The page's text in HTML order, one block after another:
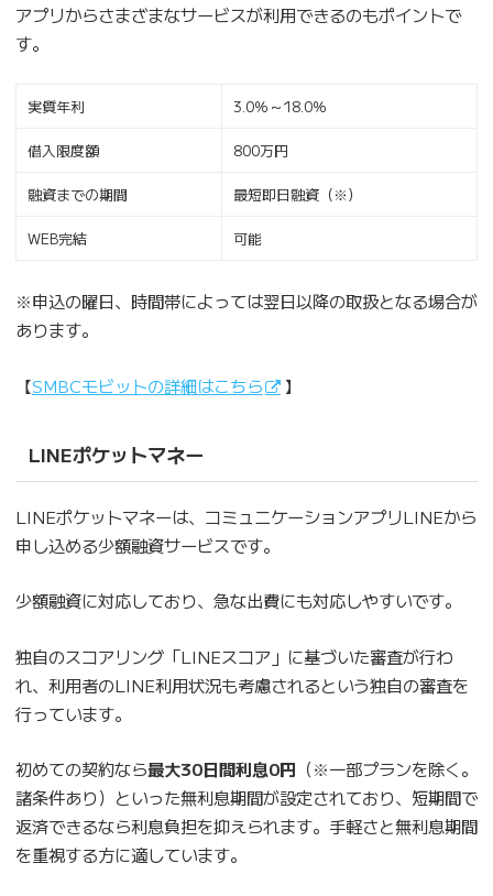
アプリからさまざまなサービスが利用できるのもポイントで
す。
実質年利 3.0％～18.0％
借入限度額 800万円
融資までの期間 最短即日融資（※）
WEB完結 可能
※申込の曜日、時間帯によっては翌日以降の取扱となる場合が
あります。
【SMBCモビットの詳細はこちら 】
LINEポケットマネー
LINEポケットマネーは、コミュニケーションアプリLINEから
申し込める少額融資サービスです。
少額融資に対応しており、急な出費にも対応しやすいです。
独自のスコアリング「LINEスコア」に基づいた審査が行わ
れ、利用者のLINE利用状況も考慮されるという独自の審査を
行っています。
初めての契約なら最大30日間利息0円 （※一部プランを除く。
諸条件あり）といった無利息期間が設定されており、短期間で
返済できるなら利息負担を抑えられます。手軽さと無利息期間
を重視する方に適しています。